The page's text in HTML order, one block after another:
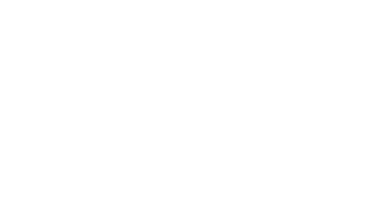
Got Talent，将给全美国